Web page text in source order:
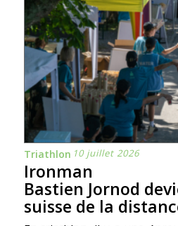
Triathlon 10 juillet 2026
Ironman
Bastien Jornod
suisse de la